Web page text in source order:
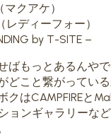
クアケ）
ディーフォー）
by T-SITE –
ばもっとあるんや
どこと繋がってい
クはCAMPFIREと
ョンギャラリーな